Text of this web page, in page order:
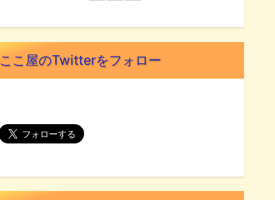
ここ屋のTwitterをフォロー